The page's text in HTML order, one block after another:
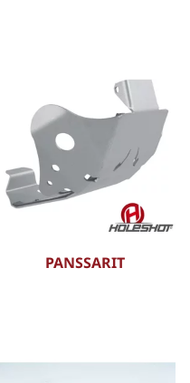
PANSSARIT